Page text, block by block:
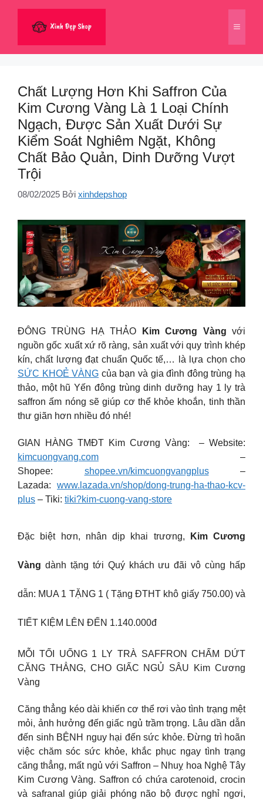
dung
Menu
Chất Lượng Hơn Khi Saffron Của
Kim Cương Vàng Là 1 Loại Chính
Ngạch, Được Sản Xuất Dưới Sự
Kiểm Soát Nghiêm Ngặt, Không
Chất Bảo Quản, Dinh Dưỡng Vượt
Trội
08/02/2025 Bởi xinhdepshop
ĐÔNG TRÙNG HẠ THẢO Kim Cương Vàngvới
nguồn gốc xuất xứ rõ ràng, sản xuất với quy trình khép
kín, chất lượng đạt chuẩn Quốc tế,… là lựa chọn cho
SỨC KHOẺ VÀNG của bạn và gia đình đông trùng hạ
thảo, một hũ Yến đông trùng dinh dưỡng hay 1 ly trà
saffron ấm nóng sẽ giúp cơ thể khỏe khoắn, tinh thần
thư giãn hơn nhiều đó nhé!
GIAN HÀNG TMĐT Kim Cương Vàng: – Website:
kimcuongvang.com –
Shopee: shopee.vn/kimcuongvangplus–
Lazada: www.lazada.vn/shop/dong-trung-ha-thao-kcv-
plus – Tiki: tiki?kim-cuong-vang-store
Đặc biệt hơn, nhân dịp khai trương, Kim Cương
Vàng dành tặng tới Quý khách ưu đãi vô cùng hấp
dẫn: MUA 1 TẶNG 1 ( Tặng ĐTHT khô giấy 750.00) và
TIẾT KIỆM LÊN ĐẾN 1.140.000đ
MỖI TỐI UỐNG 1 LY TRÀ SAFFRON CHẤM DỨT
CĂNG THẲNG, CHO GIẤC NGỦ SÂU Kim Cương
Vàng
Căng thẳng kéo dài khiến cơ thể rơi vào tình trạng mệt
mỏi, ảnh hưởng đến giấc ngủ trầm trọng. Lâu dần dẫn
đến sinh BỆNH nguy hại đến sức khỏe. Đừng trì hoãn
việc chăm sóc sức khỏe, khắc phục ngay tình trạng
căng thẳng, mất ngủ với Saffron – Nhuỵ hoa Nghệ Tây
Kim Cương Vàng. Saffron có chứa carotenoid, crocin
và safranal giúp giải phóng não bộ được nghỉ ngơi,